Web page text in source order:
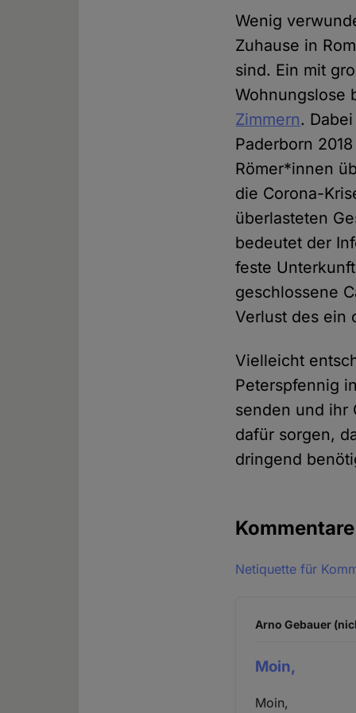
Wenig
Zuhause in
sind. Ein mit
Wohnungslose
Zimmern.
Paderborn
Römer*innen
die Corona-
überlasteten
bedeutet der
feste
geschlossene
Verlust des ein
Vielleicht
Peterspfennig
senden und ihr
dafür sorgen,
dringend
Kommentare
Netiquette für
Arno Gebauer
Moin,
Moin,